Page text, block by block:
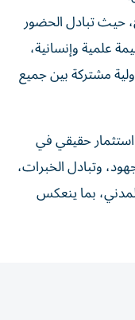
حيث تبادل الحضور
علمية وإنسانية،
مشتركة بين جميع
حقيقي في
وتبادل الخبرات،
بما ينعكس